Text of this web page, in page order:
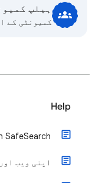
ہیلپ
کمیونٹی کے
Help
SafeSearch
اپنی ویب